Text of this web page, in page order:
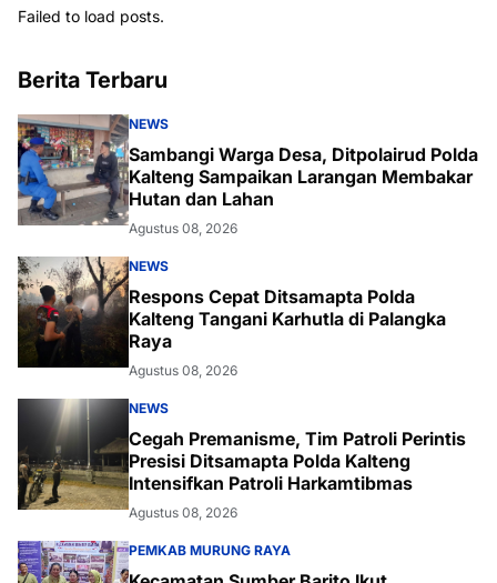
Failed to load posts.
Berita Terbaru
NEWS
Sambangi Warga Desa, Ditpolairud Polda
Kalteng Sampaikan Larangan Membakar
Hutan dan Lahan
Agustus 08, 2026
NEWS
Respons Cepat Ditsamapta Polda
Kalteng Tangani Karhutla di Palangka
Raya
Agustus 08, 2026
NEWS
Cegah Premanisme, Tim Patroli Perintis
Presisi Ditsamapta Polda Kalteng
Intensifkan Patroli Harkamtibmas
Agustus 08, 2026
PEMKAB MURUNG RAYA